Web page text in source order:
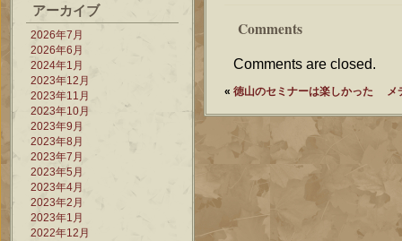
アーカイブ
2026年7月
2026年6月
2024年1月
2023年12月
2023年11月
2023年10月
2023年9月
2023年8月
2023年7月
2023年5月
2023年4月
2023年2月
2023年1月
2022年12月
Comments
Comments are closed.
« 徳山のセミナーは楽しかった メ